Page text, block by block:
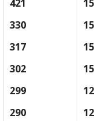
421
15
330
15
317
15
302
15
299
12
290
12